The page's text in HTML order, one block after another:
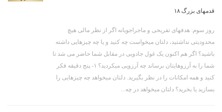
قدمهای بزرگ ۱۸
روز سوم: هدفهای تفریحی و ماجراجویانه اگر از نظر مالی هیچ
محدودیتی نداشتید، دلتان میخواست چه کنید و یا چه چیزهایی داشته
باشید؟ اگر هم اکنون یک غول جادویی در مقابل شما حاضر می شد تا
شما را به آرزوهایتان برساند چه آرزویی میکردید؟ ۱- پنج دقیقه فکر
کنید و همه امکانات را در نظر بگیرید. دلتان میخواهد چه چیزهایی را
بسازید یا بخرید؟ دلتان میخواهد در چه...